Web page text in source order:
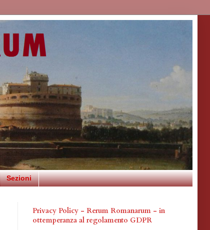
Sezioni
Privacy Policy - Rerum Romanarum - in
ottemperanza al regolamento GDPR